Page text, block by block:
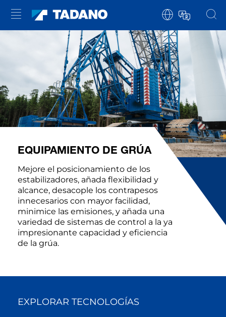
EQUIPAMIENTO DE GRÚA
Mejore el posicionamiento de los
estabilizadores, añada flexibilidad y
alcance, desacople los contrapesos
innecesarios con mayor facilidad,
minimice las emisiones, y añada una
variedad de sistemas de control a la ya
impresionante capacidad y eficiencia
de la grúa.
EXPLORAR TECNOLOGÍAS